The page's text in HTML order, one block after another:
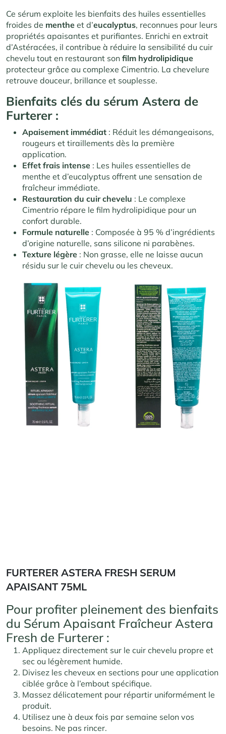
Ce sérum exploite les bienfaits des huiles essentielles
froides de menthe et d’eucalyptus, reconnues pour leurs
propriétés apaisantes et purifiantes. Enrichi en extrait
d’Astéracées, il contribue à réduire la sensibilité du cuir
chevelu tout en restaurant son film hydrolipidique
protecteur grâce au complexe Cimentrio. La chevelure
retrouve douceur, brillance et souplesse.
Bienfaits clés du sérum Astera de
Furterer :
Apaisement immédiat : Réduit les démangeaisons,
rougeurs et tiraillements dès la première
application.
Effet frais intense : Les huiles essentielles de
menthe et d’eucalyptus offrent une sensation de
fraîcheur immédiate.
Restauration du cuir chevelu : Le complexe
Cimentrio répare le film hydrolipidique pour un
confort durable.
Formule naturelle : Composée à 95 % d’ingrédients
d’origine naturelle, sans silicone ni parabènes.
Texture légère : Non grasse, elle ne laisse aucun
résidu sur le cuir chevelu ou les cheveux.
FURTERER ASTERA FRESH SERUM
APAISANT 75ML
Pour profiter pleinement des bienfaits
du Sérum Apaisant Fraîcheur Astera
Fresh de Furterer :
Appliquez directement sur le cuir chevelu propre et
sec ou légèrement humide.
Divisez les cheveux en sections pour une application
ciblée grâce à l’embout spécifique.
Massez délicatement pour répartir uniformément le
produit.
Utilisez une à deux fois par semaine selon vos
besoins. Ne pas rincer.